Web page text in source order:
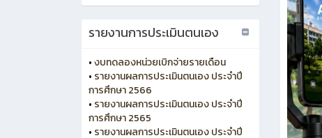
รายงานการประเมินตนเอง
•งบทดลองหน่วยเบิกจ่ายรายเดือน
• รายงานผลการประเมินตนเอง ประจำปี
การศึกษา 2566
• รายงานผลการประเมินตนเอง ประจำปี
การศึกษา 2565
• รายงานผลการประเมินตนเอง ประจำปี